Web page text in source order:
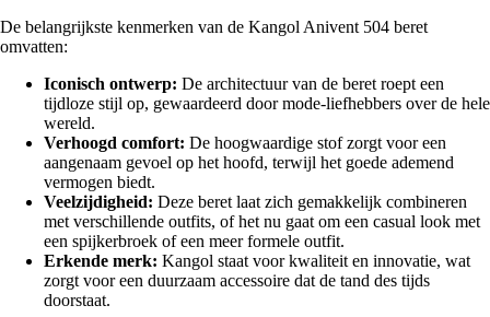
De belangrijkste kenmerken van de Kangol Anivent 504 beret
omvatten:
Iconisch ontwerp: De architectuur van de beret roept een
tijdloze stijl op, gewaardeerd door mode-liefhebbers over de hele
wereld.
Verhoogd comfort: De hoogwaardige stof zorgt voor een
aangenaam gevoel op het hoofd, terwijl het goede ademend
vermogen biedt.
Veelzijdigheid: Deze beret laat zich gemakkelijk combineren
met verschillende outfits, of het nu gaat om een casual look met
een spijkerbroek of een meer formele outfit.
Erkende merk: Kangol staat voor kwaliteit en innovatie, wat
zorgt voor een duurzaam accessoire dat de tand des tijds
doorstaat.